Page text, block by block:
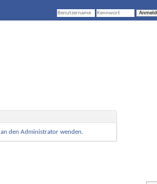
an den Administrator wenden.